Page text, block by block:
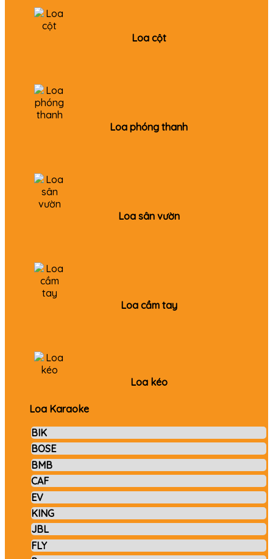
Loa cột
Loa phóng thanh
Loa sân vườn
Loa cầm tay
Loa kéo
Loa Karaoke
BIK
BOSE
BMB
CAF
EV
KING
JBL
FLY